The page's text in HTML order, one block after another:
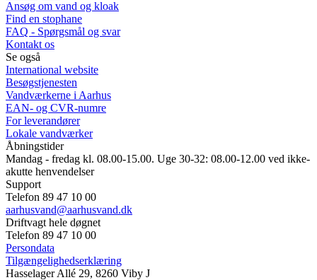
Ansøg om vand og kloak
Find en stophane
FAQ - Spørgsmål og svar
Kontakt os
Se også
International website
Besøgstjenesten
Vandværkerne i Aarhus
EAN- og CVR-numre
For leverandører
Lokale vandværker
Åbningstider
Mandag - fredag kl. 08.00-15.00. Uge 30-32: 08.00-12.00 ved ikke-
akutte henvendelser
Support
Telefon 89 47 10 00
aarhusvand@aarhusvand.dk
Driftvagt hele døgnet
Telefon 89 47 10 00
Persondata
Tilgængelighedserklæring
Hasselager Allé 29, 8260 Viby J